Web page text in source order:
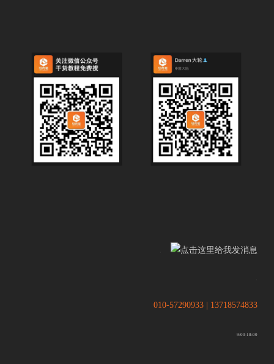
010-57290933 | 13718574833
9:00-18:00